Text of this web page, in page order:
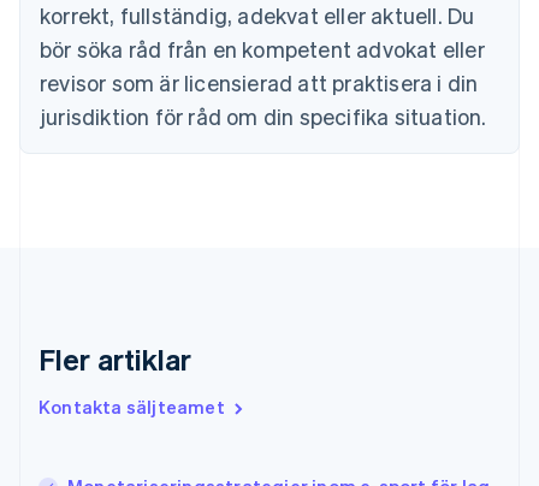
korrekt, fullständig, adekvat eller aktuell. Du
bör söka råd från en kompetent advokat eller
revisor som är licensierad att praktisera i din
jurisdiktion för råd om din specifika situation.
Fler artiklar
Kontakta säljteamet
Fastlandskina
简体中文English
Finland
English Svenska
Frankrike
简体中文
Indien
Irland